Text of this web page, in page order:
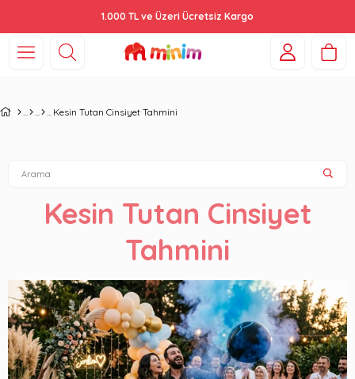
1.000 TL ve Üzeri Ücretsiz Kargo
Kesin Tutan Cinsiyet Tahmini
Kesin Tutan Cinsiyet
Tahmini